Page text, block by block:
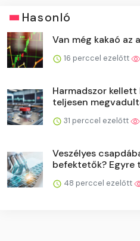
Hasonló
Van még kakaó az
16 perccel ezelőtt
Harmadszor
teljesen
31 perccel ezelőtt
Veszélyes
befektetők? Egyre
48 perccel ezelőtt